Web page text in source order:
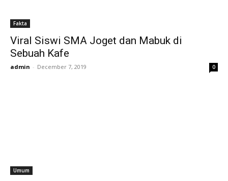
Fakta
Viral Siswi SMA Joget dan Mabuk di
Sebuah Kafe
admin - December 7, 2019 0
Umum